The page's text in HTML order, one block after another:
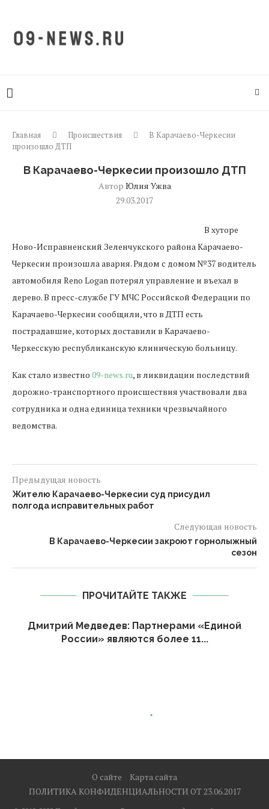
Главная Происшествия
В Карачаево-Черкесии
произошло ДТП
В Карачаево-Черкесии произошло ДТП
Автор Юлия Ужва
29.03.2017
В хуторе
Ново-Исправненский Зеленчукского района Карачаево-
Черкесии произошла авария. Рядом с домом №37 водитель
автомобиля Reno Logan потерял управление и въехал в
дерево. В пресс-службе ГУ МЧС Российской Федерации по
Карачаево-Черкесии сообщили, что в ДТП есть
пострадавшие, которых доставили в Карачаево-
Черкесскую республиканскую клиническую больницу.
Как стало известно 09-news.ru, в ликвидации последствий
дорожно-транспортного происшествия участвовали два
сотрудника и одна единица техники чрезвычайного
ведомства.
Предыдущая новость
Жителю Карачаево-Черкесии суд присудил
полгода исправительных работ
Следующая новость
В Карачаево-Черкесии закроют горнолыжный
сезон
ПРОЧИТАЙТЕ ТАКЖЕ
Дмитрий Медведев: Партнерами «Единой
России» являются более 11...
О сайте
Карта сайта
ПОЛИТИКА КОНФИДЕНЦИАЛЬНОСТИ ОТ 23.06.2017